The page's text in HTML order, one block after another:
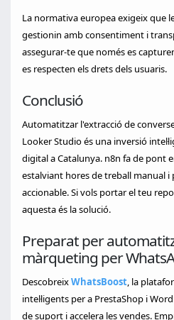
La normativa europea exigeix que
gestionin amb consentiment i
assegurar-te que només es
es respecten els drets dels usuaris.
Conclusió
Automatitzar l'extracció de
Looker Studio és una inversió
digital a Catalunya. n8n fa de pont
estalviant hores de treball manual
accionable. Si vols portar el teu
aquesta és la solució.
Preparat per
màrqueting per
DescobreixWhatsBoost, la
intel·ligents per a PrestaShop i
de suport i accelera les vendes.